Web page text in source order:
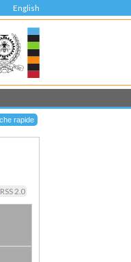
English
RSS 2.0